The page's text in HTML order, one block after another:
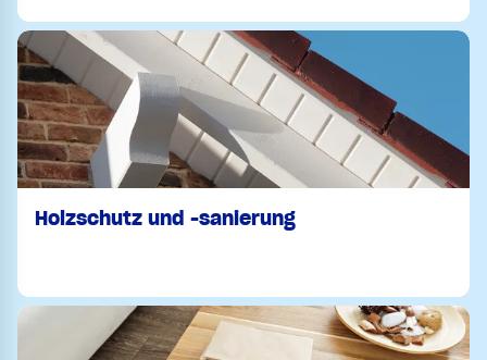
Holzschutz und -sanierung